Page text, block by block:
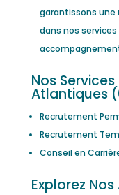
garantissons
dans nos
Nos
Atlantiques
Recrutement
Recrutement
Conseil en
Explorez